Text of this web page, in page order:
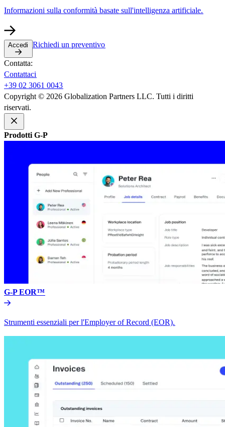
Informazioni sulla conformità basate sull'intelligenza artificiale.​​
Accedi​​ Richiedi un preventivo​​
Contatta:​​
Contattaci​​
+39 02 3061 0043​​
Copyright © 2026 Globalization Partners LLC. Tutti i diritti
riservati.​​
Prodotti G-P​​
G-P EOR™​​
Strumenti essenziali per l'Employer of Record (EOR).​​